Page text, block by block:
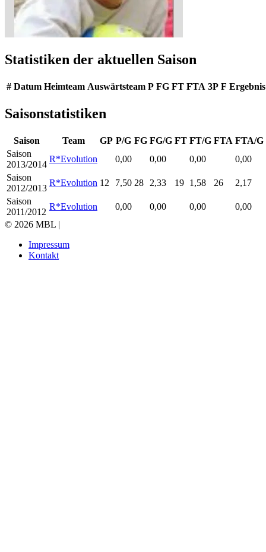
Statistiken der aktuellen Saison
# Datum Heimteam Auswärtsteam P FG FT FTA 3P F Ergebnis
Saisonstatistiken
Saison Team GP P/G FG FG/G FT FT/G FTA FTA/G
Saison
2013/2014
R*Evolution 0,00 0,00 0,00
0,00
Saison
2012/2013
R*Evolution 12 7,50 28 2,33 19 1,58 26
2,17
Saison
2011/2012
R*Evolution 0,00 0,00 0,00
0,00
© 2026 MBL |
Impressum
Kontakt